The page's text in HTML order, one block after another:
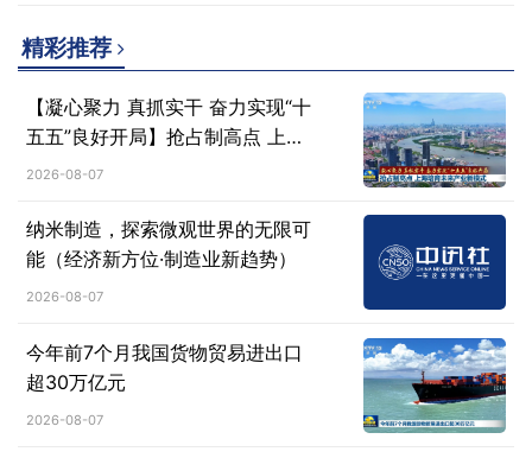
精彩推荐
【凝心聚力 真抓实干 奋力实现“十
五五”良好开局】抢占制高点 上海
培育未来产业新模式
2026-08-07
纳米制造，探索微观世界的无限可
能（经济新方位·制造业新趋势）
2026-08-07
今年前7个月我国货物贸易进出口
超30万亿元
2026-08-07